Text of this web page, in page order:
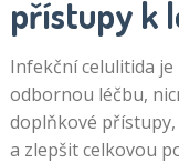
přístupy k
Infekční celulitida
odbornou léčbu,
doplňkové
a zlepšit celkovou